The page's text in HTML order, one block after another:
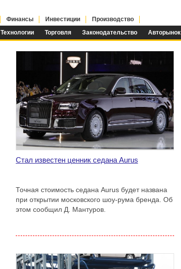
Технологии Торговля Законодательство Авторынок
Финансы Инвестиции Производство
Стал известен ценник седана Aurus
Точная стоимость седана Aurus будет названа
при открытии московского шоу-рума бренда. Об
этом сообщил Д. Мантуров.